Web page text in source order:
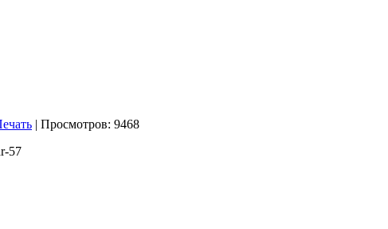
| Просмотров: 9468